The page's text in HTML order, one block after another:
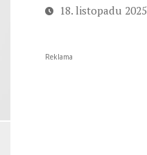
18. listopadu 2025
Reklama